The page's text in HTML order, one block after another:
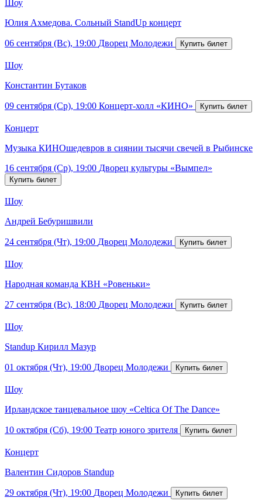
Шоу
Юлия Ахмедова. Сольный StandUp концерт
06 сентября (Вс), 19:00 Дворец Молодежи
Шоу
Константин Бутаков
09 сентября (Ср), 19:00 Концерт-холл «КИНО»
Концерт
Музыка КИНОшедевров в сиянии тысячи свечей в Рыбинске
16 сентября (Ср), 19:00 Дворец культуры «Вымпел»
Шоу
Андрей Бебуришвили
24 сентября (Чт), 19:00 Дворец Молодежи
Шоу
Народная команда КВН «Ровеньки»
27 сентября (Вс), 18:00 Дворец Молодежи
Шоу
Standup Кирилл Мазур
01 октября (Чт), 19:00 Дворец Молодежи
Шоу
Ирландское танцевальное шоу «Celtica Of The Dance»
10 октября (Сб), 19:00 Театр юного зрителя
Концерт
Валентин Сидоров Standup
29 октября (Чт), 19:00 Дворец Молодежи